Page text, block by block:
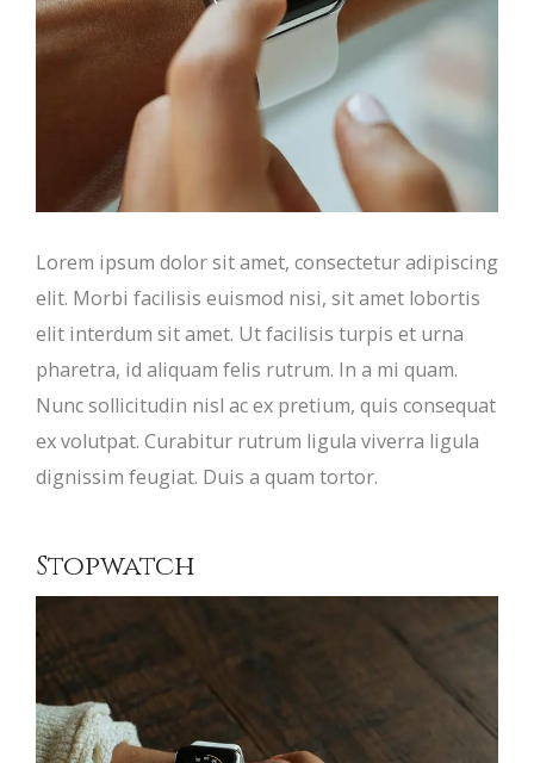
Lorem ipsum dolor sit amet, consectetur adipiscing
elit. Morbi facilisis euismod nisi, sit amet lobortis
elit interdum sit amet. Ut facilisis turpis et urna
pharetra, id aliquam felis rutrum. In a mi quam.
Nunc sollicitudin nisl ac ex pretium, quis consequat
ex volutpat. Curabitur rutrum ligula viverra ligula
dignissim feugiat. Duis a quam tortor.
Stopwatch